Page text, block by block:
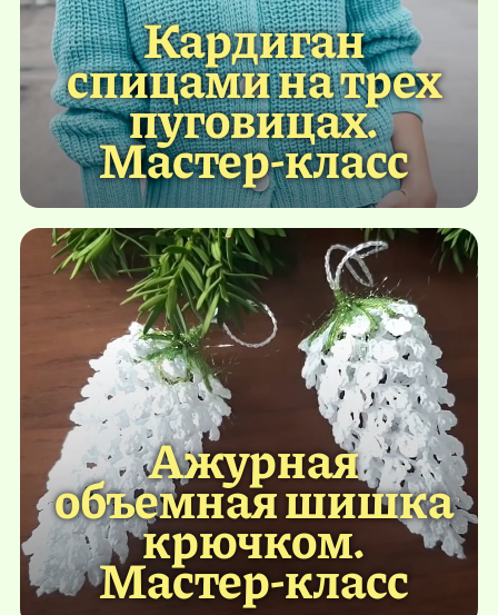
Кардиган
спицами на трех
пуговицах.
Мастер-класс
Ажурная
объемная шишка
крючком.
Мастер-класс